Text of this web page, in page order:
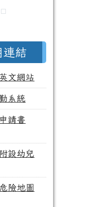
樂.新南生活智慧王
理嘉義市政府115
連結
文網站
系統
請書
設幼兒
險地圖